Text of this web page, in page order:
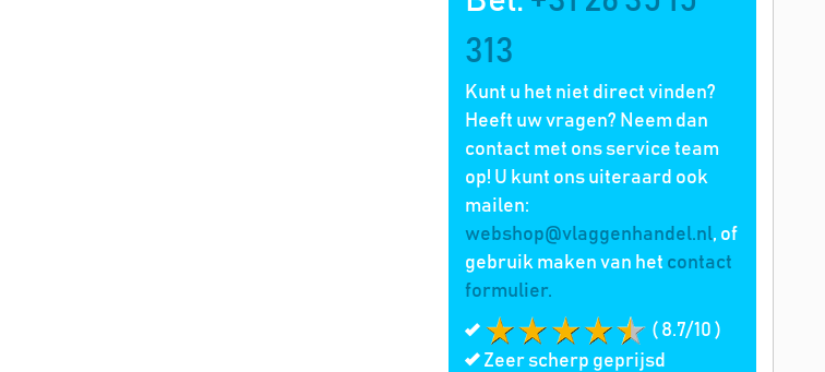
313
Kunt u het niet direct vinden?
Heeft uw vragen? Neem dan
contact met ons service team
op! U kunt ons uiteraard ook
mailen:
webshop@vlaggenhandel.nl, of
gebruik maken van het contact
formulier.
( 8.7/10 )
Zeer scherp geprijsd